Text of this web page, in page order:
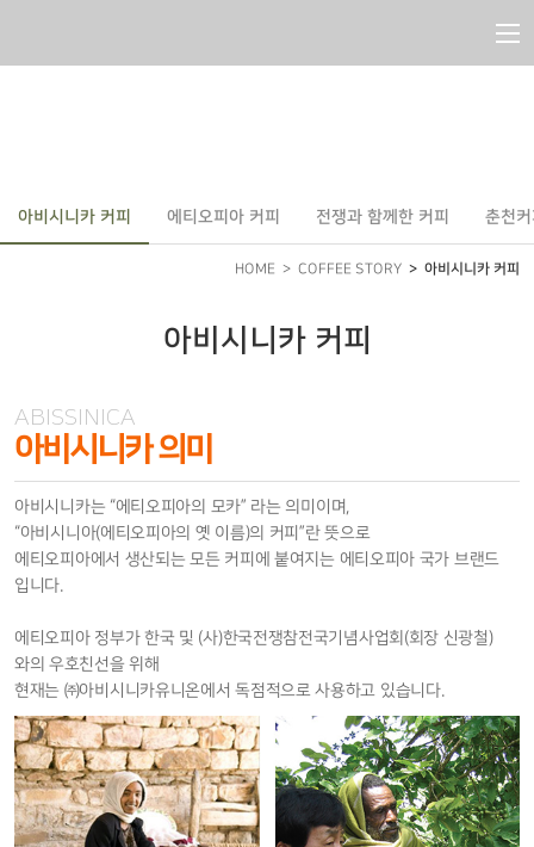
너비
메
인
동
아비시니카 커피 에티오피아 커피 전쟁과 함께한 커피 춘천
HOME COFFEE STORY 아비시니카 커피
아비시니카 커피
아비시니카 의미
아비시니카는 “에티오피아의 모카” 라는 의미이며,
“아비시니아(에티오피아의 옛 이름)의 커피”란 뜻으로
에티오피아에서 생산되는 모든 커피에 붙여지는 에티오피아 국가 브랜드
입니다.
에티오피아 정부가 한국 및 (사)한국전쟁참전국기념사업회(회장 신광철)
와의 우호친선을 위해
현재는 ㈜아비시니카유니온에서 독점적으로 사용하고 있습니다.